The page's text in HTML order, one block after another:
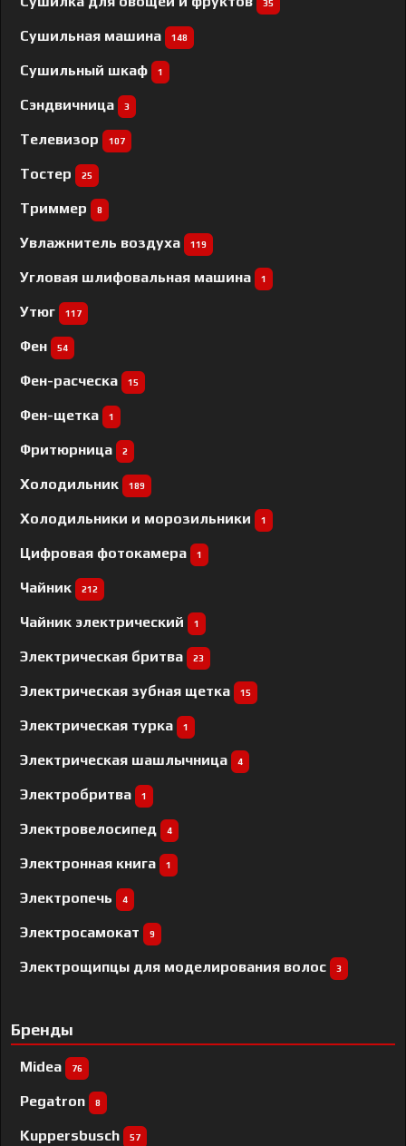
35
Сушильная машина 148
Сушильный шкаф 1
Сэндвичница 3
Телевизор 107
Тостер 25
Триммер 8
Увлажнитель воздуха 119
Угловая шлифовальная машина 1
Утюг 117
Фен 54
Фен-расческа 15
Фен-щетка 1
Фритюрница 2
Холодильник 189
Холодильники и морозильники 1
Цифровая фотокамера 1
Чайник 212
Чайник электрический 1
Электрическая бритва 23
Электрическая зубная щетка 15
Электрическая турка 1
Электрическая шашлычница 4
Электробритва 1
Электровелосипед 4
Электронная книга 1
Электропечь 4
Электросамокат 9
Электрощипцы для моделирования волос 3
Бренды
Midea 76
Pegatron 8
Kuppersbusch 57